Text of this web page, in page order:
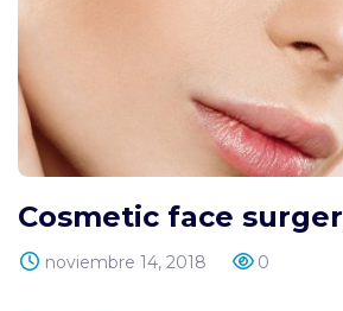
Cosmetic face
noviembre 14, 2018 0